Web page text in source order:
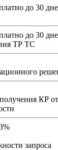
до 30
до 30
ТР ТС
КР
запроса